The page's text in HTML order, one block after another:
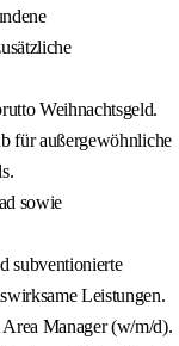
Weihnachtsgeld.
für außergewöhnliche
sowie
subventionierte
Leistungen.
Manager (w/m/d).